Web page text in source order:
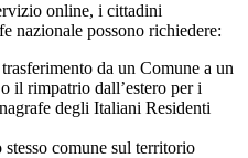
online, i cittadini
nazionale possono richiedere:
da un Comune a un
il rimpatrio dall’estero per i
degli Italiani Residenti
comune sul territorio